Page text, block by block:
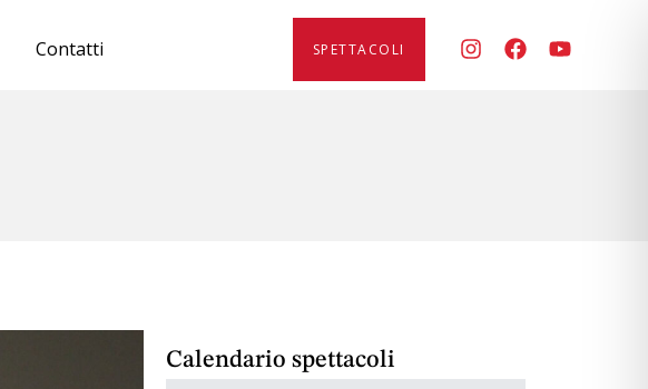
Contatti SPETTACOLI
Calendario spettacoli